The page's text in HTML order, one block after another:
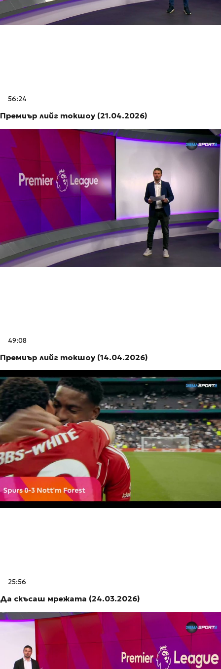
56:24
Премиър лийг токшоу (21.04.2026)
49:08
Премиър лийг токшоу (14.04.2026)
25:56
Да скъсаш мрежата (24.03.2026)